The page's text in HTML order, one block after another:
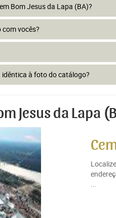
Bom Jesus da Lapa (BA)?
vocês?
à foto do catálogo?
Jesus da Lapa
...